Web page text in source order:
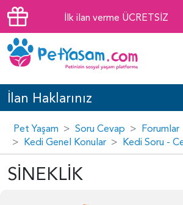
İlk ilan verme ÜCRETSİZ
İlan Haklarınız
Pet Yaşam Soru Cevap
Forumlar
Kedi Genel Konular
Kedi Soru -
SİNEKLİK